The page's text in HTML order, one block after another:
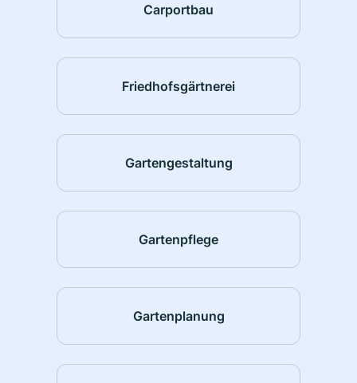
Carportbau
Friedhofsgärtnerei
Gartengestaltung
Gartenpflege
Gartenplanung